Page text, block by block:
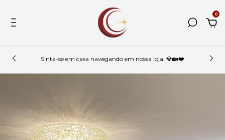
0
Sinta-se em casa navegando em nossa loja. 💎🏡❤️